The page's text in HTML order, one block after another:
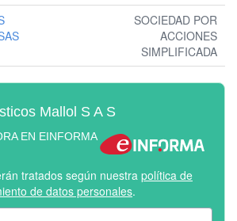
SOCIEDAD POR
ACCIONES
SIMPLIFICADA
Mallol S A S
EN EINFORMA
tratados según nuestra política de
de datos personales.